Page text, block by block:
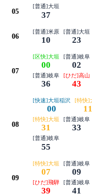
05
[普通]大垣
37
06
[普通]米原
10
[普通]大垣
23
07
[区快]大垣
00
[普通]岐阜
02
[普通]岐阜
36
[ひだ]高山
43
08
[快速]大垣稲沢
00
[特快]
11
[特快]大垣
31
[普通]岐阜
33
[普通]岐阜
55
09
[特快]大垣
07
[普通]岐阜
09
[ひだ]飛騨
39
[普通]岐阜
41